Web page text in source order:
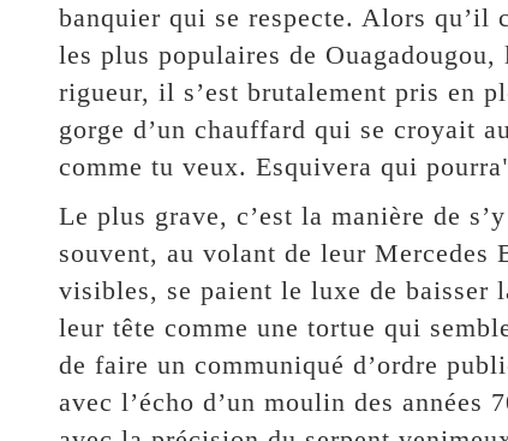
banquier qui se respecte. Alors qu’il
les plus populaires de
rigueur, il s’est brutalement pris en
gorge d’un chauffard qui se croyait
comme tu veux. Esquivera qui
Le plus grave, c’est la manière de
souvent, au volant de leur Mercedes
visibles, se paient le luxe de baisser
leur tête comme une tortue qui
de faire un communiqué d’ordre
avec l’écho d’un moulin des années